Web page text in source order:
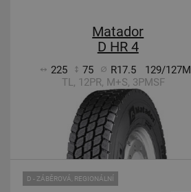
Matador
D HR 4
225 75 R17.5
129/127M
TL, 12PR, M+S, 3PMSF
D - ZÁBĚROVÁ, REGIONÁLNÍ